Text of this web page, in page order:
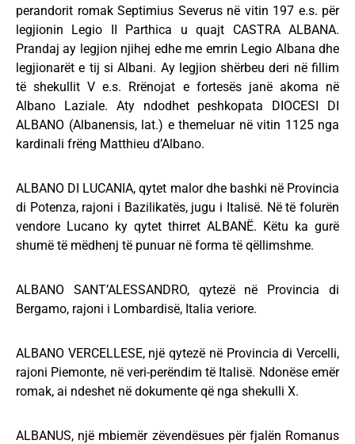
perandorit romak Septimius Severus në vitin 197 e.s. për
legjionin Legio II Parthica u quajt CASTRA ALBANA.
Prandaj ay legjion njihej edhe me emrin Legio Albana dhe
legjionarët e tij si Albani. Ay legjion shërbeu deri në fillim
të shekullit V e.s. Rrënojat e fortesës janë akoma në
Albano Laziale. Aty ndodhet peshkopata DIOCESI DI
ALBANO (Albanensis, lat.) e themeluar në vitin 1125 nga
kardinali frëng Matthieu d’Albano.
ALBANO DI LUCANIA, qytet malor dhe bashki në Provincia
di Potenza, rajoni i Bazilikatës, jugu i Italisë. Në të folurën
vendore Lucano ky qytet thirret ALBANË. Këtu ka gurë
shumë të mëdhenj të punuar në forma të qëllimshme.
ALBANO SANT’ALESSANDRO, qytezë në Provincia di
Bergamo, rajoni i Lombardisë, Italia veriore.
ALBANO VERCELLESE, një qytezë në Provincia di Vercelli,
rajoni Piemonte, në veri-perëndim të Italisë. Ndonëse emër
romak, ai ndeshet në dokumente që nga shekulli X.
ALBANUS, një mbiemër zëvendësues për fjalën Romanus